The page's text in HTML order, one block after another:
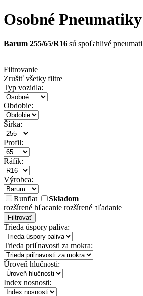
Osobné
Barum 255/65/R16 sú spoľahlivé
Filtrovanie
Zrušiť všetky filtre
Typ vozidla:
Obdobie:
Šírka:
Profil:
Ráfik:
Výrobca:
Runflat
Skladom
rozšírené hľadanie rozšírené hľadanie
Filtrovať
Trieda úspory paliva:
Trieda priľnavosti za mokra:
Úroveň hlučnosti:
Index nosnosti: